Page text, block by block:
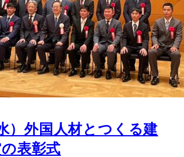
）外国人材とつくる建
表彰式